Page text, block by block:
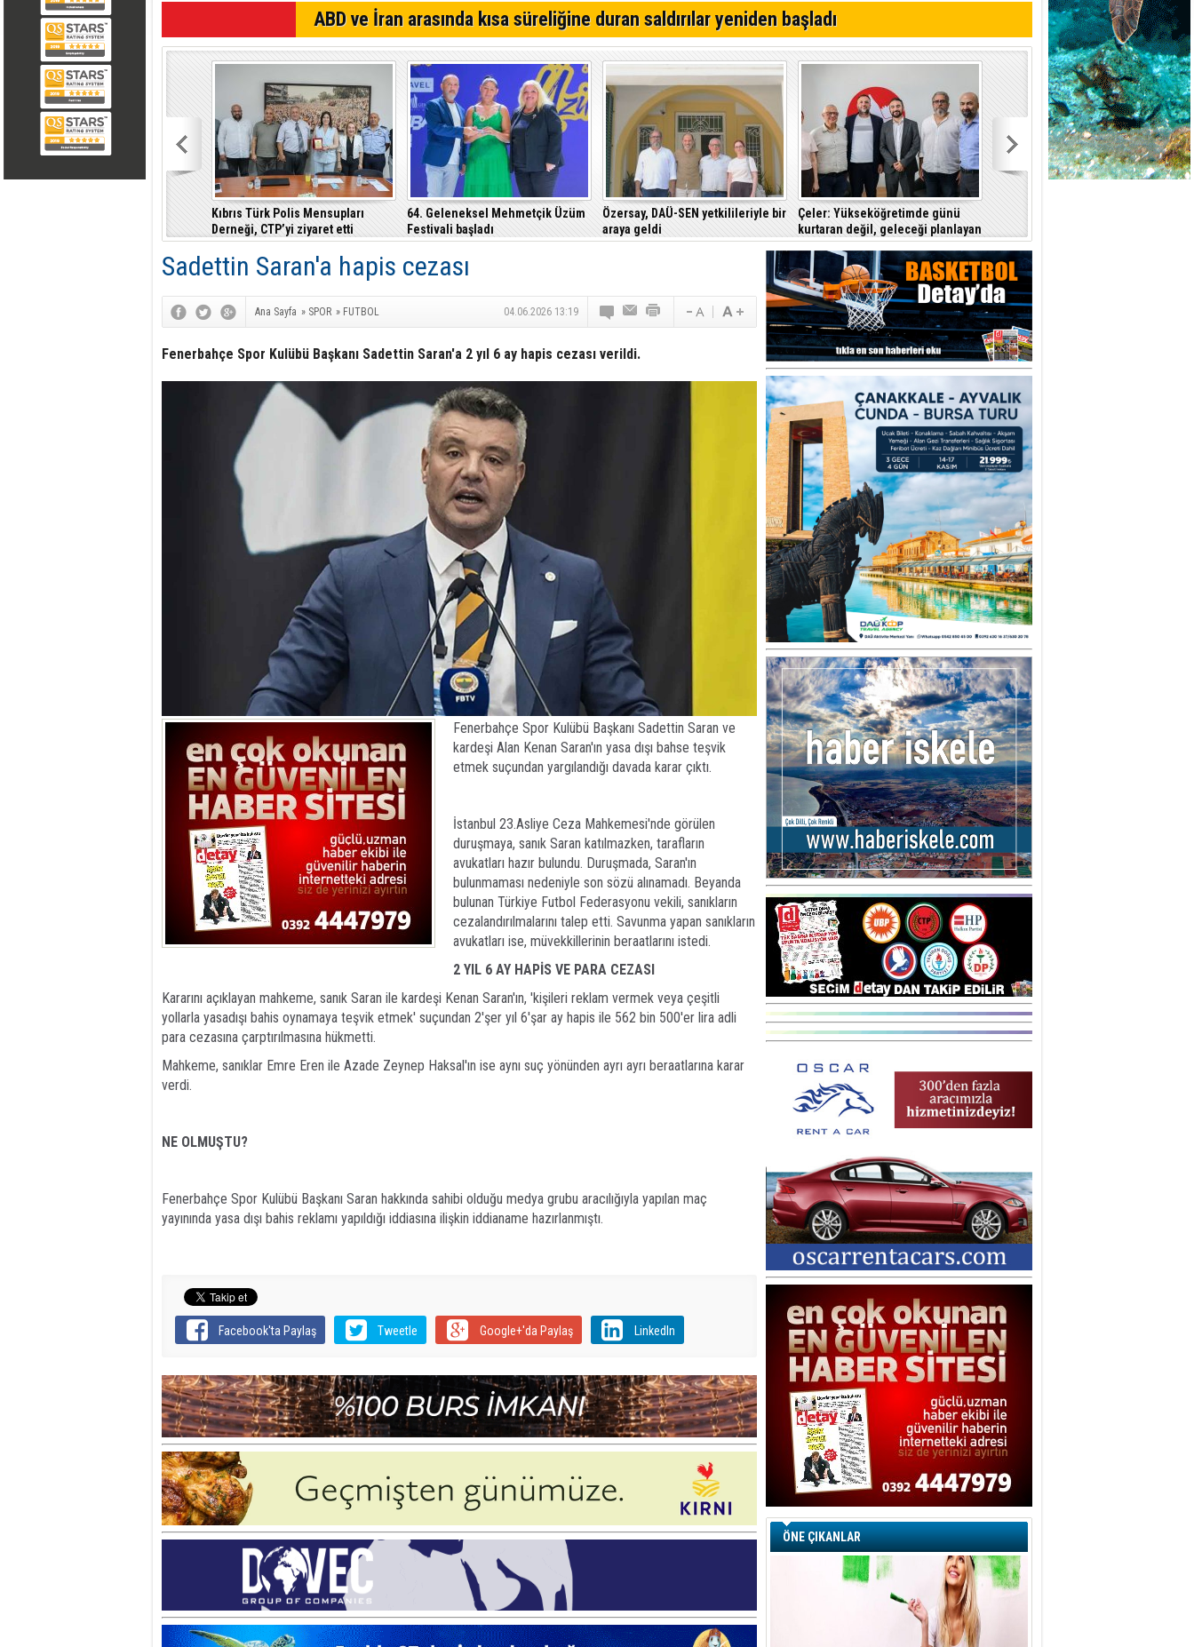
Akay Cemal yazdı... Trump; İran üzerinden, Guterres de Kıbrıs
üzerinden başarı öyküsü istiyor
Erçakıca yazdı... Halkta CTP vekilleri bakan olmak derdine düştüklerine
dair bir izlenim var
ABD ve İran arasında kısa süreliğine duran saldırılar yeniden başladı
Kıbrıs Türk Polis Mensupları
Derneği, CTP’yi ziyaret etti
64. Geleneksel Mehmetçik Üzüm
Festivali başladı
Özersay, DAÜ-SEN yetkilileriyle bir
araya geldi
Çeler: Yükseköğretimde günü
kurtaran değil, geleceği planlayan
politikalara ihtiyaç var
Sadettin Saran'a hapis cezası
Ana Sayfa » SPOR » FUTBOL 04.06.2026 13:19
Fenerbahçe Spor Kulübü Başkanı Sadettin Saran'a 2 yıl 6 ay hapis cezası verildi.
Fenerbahçe Spor Kulübü Başkanı Sadettin Saran ve
kardeşi Alan Kenan Saran'ın yasa dışı bahse teşvik
etmek suçundan yargılandığı davada karar çıktı.
İstanbul 23.Asliye Ceza Mahkemesi'nde görülen
duruşmaya, sanık Saran katılmazken, tarafların
avukatları hazır bulundu. Duruşmada, Saran'ın
bulunmaması nedeniyle son sözü alınamadı. Beyanda
bulunan Türkiye Futbol Federasyonu vekili, sanıkların
cezalandırılmalarını talep etti. Savunma yapan sanıkların
avukatları ise, müvekkillerinin beraatlarını istedi.
2 YIL 6 AY HAPİS VE PARA CEZASI
Kararını açıklayan mahkeme, sanık Saran ile kardeşi Kenan Saran'ın, 'kişileri reklam vermek veya çeşitli
yollarla yasadışı bahis oynamaya teşvik etmek' suçundan 2'şer yıl 6'şar ay hapis ile 562 bin 500'er lira adli
para cezasına çarptırılmasına hükmetti.
Mahkeme, sanıklar Emre Eren ile Azade Zeynep Haksal'ın ise aynı suç yönünden ayrı ayrı beraatlarına karar
verdi.
NE OLMUŞTU?
Fenerbahçe Spor Kulübü Başkanı Saran hakkında sahibi olduğu medya grubu aracılığıyla yapılan maç
yayınında yasa dışı bahis reklamı yapıldığı iddiasına ilişkin iddianame hazırlanmıştı.
Facebook'ta Paylaş Tweetle Google+'da Paylaş LinkedIn
ÖNE ÇIKANLAR